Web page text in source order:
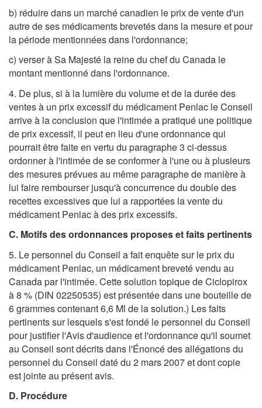
b) réduire dans un marché canadien le prix de vente d'un
autre de ses médicaments brevetés dans la mesure et pour
la période mentionnées dans l'ordonnance;
c) verser à Sa Majesté la reine du chef du Canada le
montant mentionné dans l'ordonnance.
4. De plus, si à la lumière du volume et de la durée des
ventes à un prix excessif du médicament Penlac le Conseil
arrive à la conclusion que l'intimée a pratiqué une politique
de prix excessif, il peut en lieu d'une ordonnance qui
pourrait être faite en vertu du paragraphe 3 ci-dessus
ordonner à l'intimée de se conformer à l'une ou à plusieurs
des mesures prévues au même paragraphe de manière à
lui faire rembourser jusqu'à concurrence du double des
recettes excessives que lui a rapportées la vente du
médicament Penlac à des prix excessifs.
C. Motifs des ordonnances proposes et faits pertinents
5. Le personnel du Conseil a fait enquête sur le prix du
médicament Penlac, un médicament breveté vendu au
Canada par l'intimée. Cette solution topique de Ciclopirox
à 8 % (DIN 02250535) est présentée dans une bouteille de
6 grammes contenant 6,6 Ml de la solution.) Les faits
pertinents sur lesquels s'est fondé le personnel du Conseil
pour justifier l'Avis d'audience et l'ordonnance qu'il soumet
au Conseil sont décrits dans l'Énoncé des allégations du
personnel du Conseil daté du 2 mars 2007 et dont copie
est jointe au présent avis.
D. Procédure